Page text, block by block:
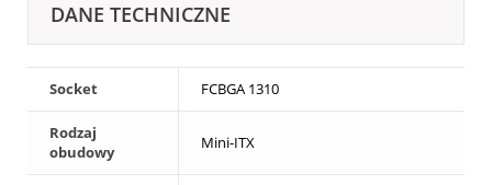
DANE TECHNICZNE
Socket FCBGA 1310
Rodzaj
obudowy
Mini-ITX